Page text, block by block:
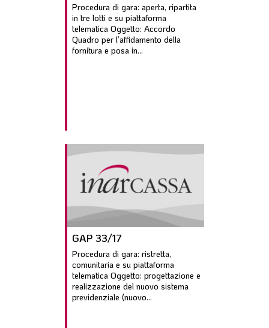
Procedura di gara: aperta, ripartita
in tre lotti e su piattaforma
telematica Oggetto: Accordo
Quadro per l’affidamento della
fornitura e posa in...
GAP 33/17
Procedura di gara: ristretta,
comunitaria e su piattaforma
telematica Oggetto: progettazione e
realizzazione del nuovo sistema
previdenziale (nuovo...